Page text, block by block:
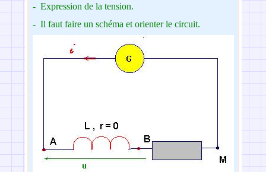
- Expression de la tension.
- Il faut faire un schéma et orienter le circuit.